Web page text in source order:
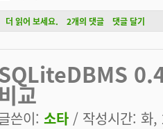
SQLiteDBMS 0.5.0 릴리즈에 대해서
더 읽어 보세요. 2개의 댓글 댓글 달기
비교
쓴이: 소타 / 작성시간: 화